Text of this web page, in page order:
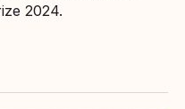
2024.